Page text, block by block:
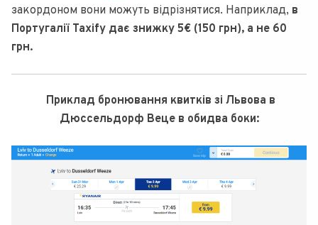
закордоном вони можуть відрізнятися. Наприклад, в
Португалії Taxify дає знижку 5€ (150 грн), а не 60
грн.
Приклад бронювання квитків зі Львова в
Дюссельдорф Веце в обидва боки: